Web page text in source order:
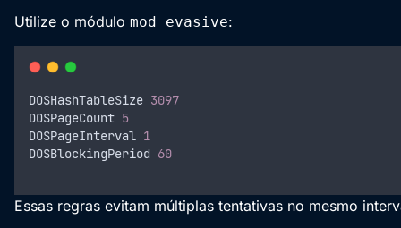
Utilize o módulo mod_evasive:
DOSHashTableSize 3097
DOSPageCount 5
DOSPageInterval 1
DOSBlockingPeriod 60
Essas regras evitam múltiplas tentativas no mesmo